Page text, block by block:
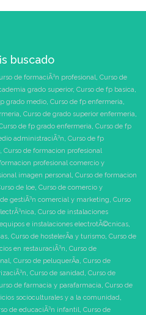
buscado
de formaciÃ³n profesional, Curso de
grado superior, Curso de fp basica,
grado medio, Curso de fp enfermeria,
, Curso de grado superior enfermeria,
de fp grado enfermeria, Curso de fp
administraciÃ³n, Curso de fp
, Curso de formacion profesional
profesional comercio y
imagen personal, Curso de formacion
de loe, Curso de comercio y
gestiÃ³n comercial y marketing, Curso
, Curso de instalaciones
e instalaciones electrotÃ©cnicas,
, Curso de hostelerÃ­a y turismo, Curso de
en restauraciÃ³n, Curso de
, Curso de peluquerÃ­a, Curso de
, Curso de sanidad, Curso de
de farmacia y parafarmacia, Curso de
socioculturales y a la comunidad,
de educaciÃ³n infantil, Curso de